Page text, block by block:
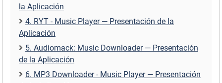
la Aplicación
4. RYT - Music Player — Presentación de la
Aplicación
5. Audiomack: Music Downloader — Presentación
de la Aplicación
6. MP3 Downloader - Music Player — Presentación